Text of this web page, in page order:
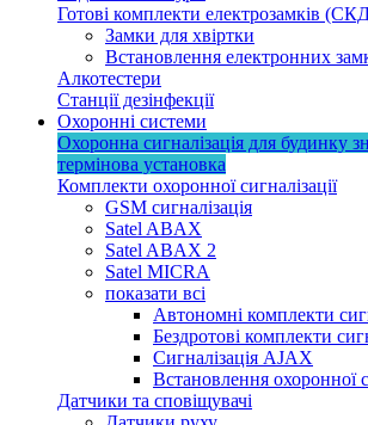
Готові комплекти електрозамків
Замки для хвіртки
Встановлення електронних
Алкотестери
Станції дезінфекції
Охоронні системи
Охоронна сигналізація для будинку
термінова установка
Комплекти охоронної сигналізації
GSM сигналізація
Satel ABAX
Satel ABAX 2
Satel MICRA
показати всі
Автономні комплекти
Бездротові комплекти
Сигналізація AJAX
Встановлення охоронної
Датчики та сповіщувачі